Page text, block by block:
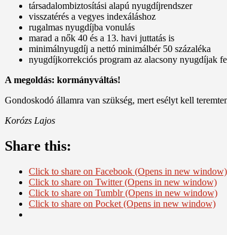
társadalombiztosítási alapú nyugdíjrendszer
visszatérés a vegyes indexáláshoz
rugalmas nyugdíjba vonulás
marad a nők 40 és a 13. havi juttatás is
minimálnyugdíj a nettó minimálbér 50 százaléka
nyugdíjkorrekciós program az alacsony nyugdíjak
A megoldás: kormányváltás!
Gondoskodó államra van szükség, mert esélyt kell
Korózs Lajos
Share this:
Click to share on Facebook (Opens in new window)
Click to share on Twitter (Opens in new window)
Click to share on Tumblr (Opens in new window)
Click to share on Pocket (Opens in new window)